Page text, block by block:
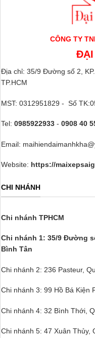
CÔNG TY
ĐẠI
Địa chỉ: 35/9 Đường số 2,
TP.HCM
MST: 0312951829 - Số
Tel: 0985922933 - 0908 40
Email:
Website: https://
CHI NHÁNH
Chi nhánh TPHCM
Chi nhánh 1: 35/9 Đường
Bình Tân
Chi nhánh 2: 236 Pasteur,
Chi nhánh 3: 99 Hồ Bá Kiện
Chi nhánh 4: 32 Bình Thới,
Chi nhánh 5: 47 Xuân Thủy,